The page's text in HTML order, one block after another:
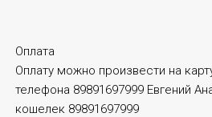
Оплата
Оплату можно произвести на
телефона 89891697999 Евгений
кошелек 89891697999